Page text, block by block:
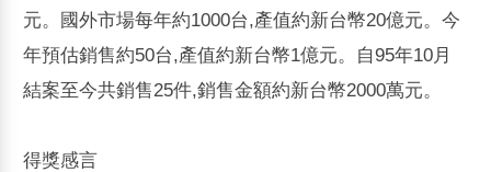
元。國外市場每年約1000台,產值約新台幣20億元。今
年預估銷售約50台,產值約新台幣1億元。自95年10月
結案至今共銷售25件,銷售金額約新台幣2000萬元。
得獎感言